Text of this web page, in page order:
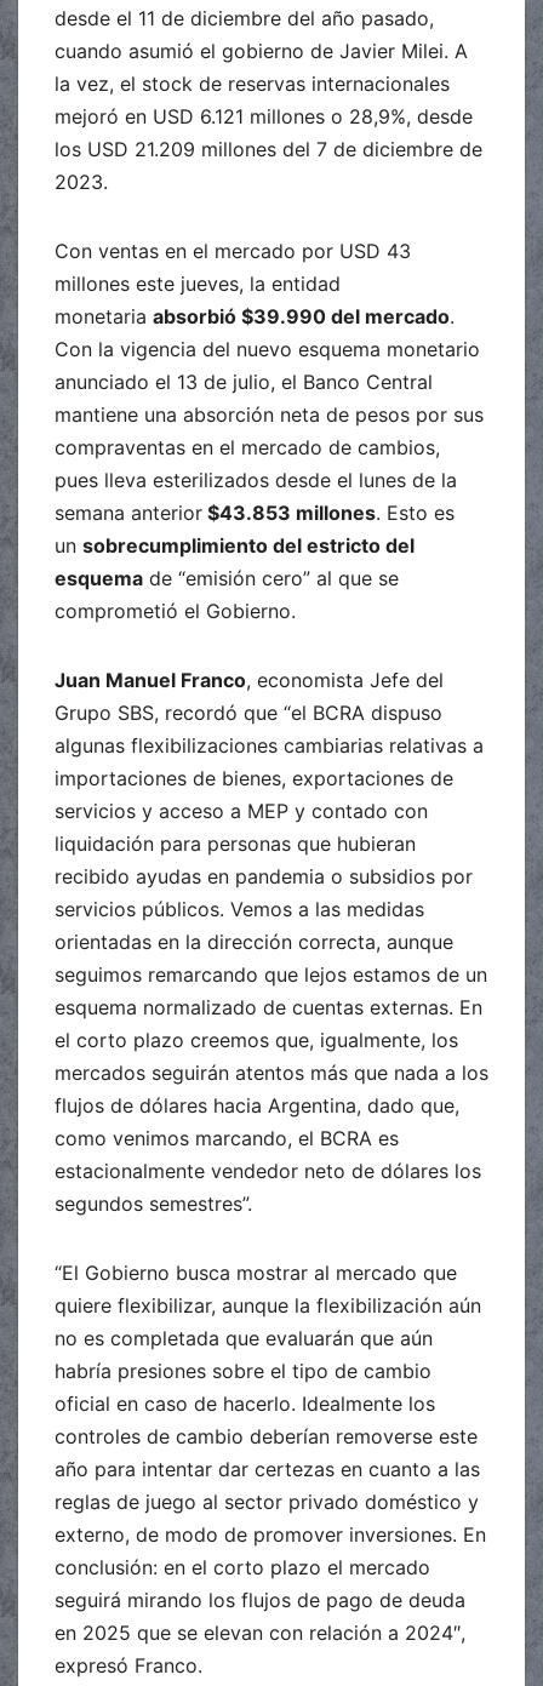
desde el 11 de diciembre del año pasado,
cuando asumió el gobierno de Javier Milei. A
la vez, el stock de reservas internacionales
mejoró en USD 6.121 millones o 28,9%, desde
los USD 21.209 millones del 7 de diciembre de
2023.
Con ventas en el mercado por USD 43
millones este jueves, la entidad
monetaria absorbió $39.990 del mercado.
Con la vigencia del nuevo esquema monetario
anunciado el 13 de julio, el Banco Central
mantiene una absorción neta de pesos por sus
compraventas en el mercado de cambios,
pues lleva esterilizados desde el lunes de la
semana anterior $43.853 millones. Esto es
un sobrecumplimiento del estricto del
esquema de “emisión cero” al que se
comprometió el Gobierno.
Juan Manuel Franco, economista Jefe del
Grupo SBS, recordó que “el BCRA dispuso
algunas flexibilizaciones cambiarias relativas a
importaciones de bienes, exportaciones de
servicios y acceso a MEP y contado con
liquidación para personas que hubieran
recibido ayudas en pandemia o subsidios por
servicios públicos. Vemos a las medidas
orientadas en la dirección correcta, aunque
seguimos remarcando que lejos estamos de un
esquema normalizado de cuentas externas. En
el corto plazo creemos que, igualmente, los
mercados seguirán atentos más que nada a los
flujos de dólares hacia Argentina, dado que,
como venimos marcando, el BCRA es
estacionalmente vendedor neto de dólares los
segundos semestres”.
“El Gobierno busca mostrar al mercado que
quiere flexibilizar, aunque la flexibilización aún
no es completada que evaluarán que aún
habría presiones sobre el tipo de cambio
oficial en caso de hacerlo. Idealmente los
controles de cambio deberían removerse este
año para intentar dar certezas en cuanto a las
reglas de juego al sector privado doméstico y
externo, de modo de promover inversiones. En
conclusión: en el corto plazo el mercado
seguirá mirando los flujos de pago de deuda
en 2025 que se elevan con relación a 2024″,
expresó Franco.